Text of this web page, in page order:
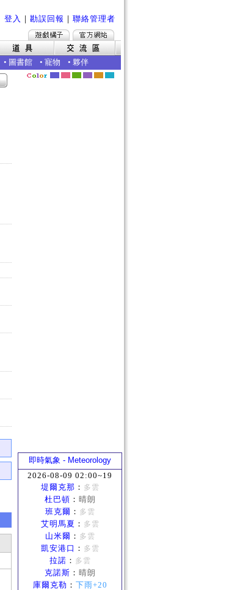
登入 ｜ 勘誤回報 ｜ 聯絡管理者
• 圖書館 • 寵物 • 夥伴
即時氣象 - Meteorology
2026-08-09 02:00~19
堤爾克那 ： 多雲
杜巴頓 ： 晴朗
班克爾 ： 多雲
艾明馬夏 ： 多雲
山米爾 ： 多雲
凱安港口 ： 多雲
拉諾 ： 多雲
克諾斯 ： 晴朗
庫爾克勒 ： 下雨+20